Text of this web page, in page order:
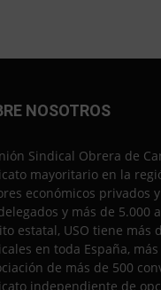
NOSOTROS
Sindical Obrera de
mayoritario en la
económicos privados
y más de 5.000
estatal, USO tiene más
en toda España,
de más de 500
independiente de